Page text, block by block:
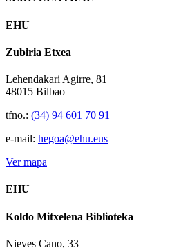
EHU
Zubiria Etxea
Lehendakari Agirre, 81
48015 Bilbao
tfno.: (34) 94 601 70 91
e-mail: hegoa@ehu.eus
Ver mapa
EHU
Koldo Mitxelena Biblioteka
Nieves Cano, 33